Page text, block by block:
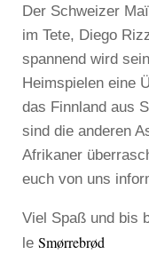
Der Schweizer
im Tete, Diego
spannend wird
Heimspielen eine
das Finnland aus
sind die anderen
Afrikaner
euch von uns
Viel Spaß und bis
le Smørrebrød